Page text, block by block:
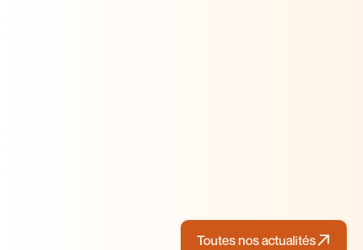
Toutes nos actualités